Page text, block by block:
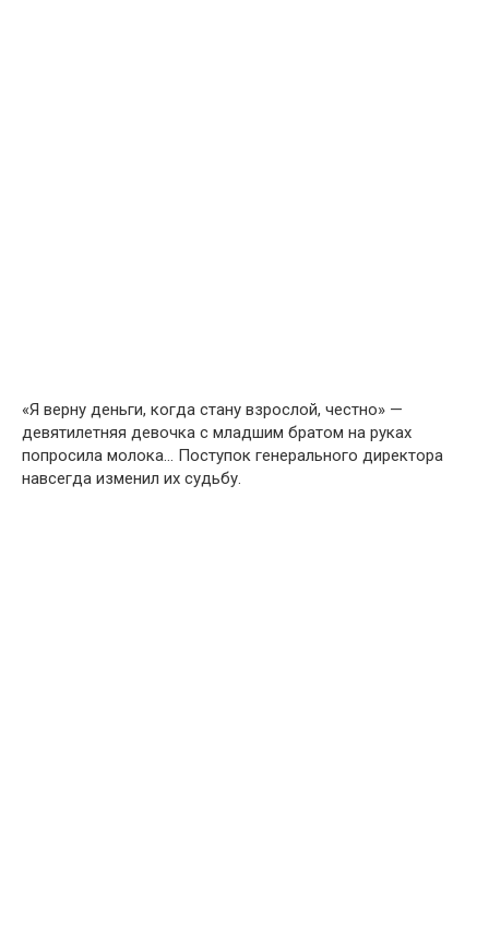
«Я верну деньги, когда стану взрослой, честно» —
девятилетняя девочка с младшим братом на руках
попросила молока… Поступок генерального директора
навсегда изменил их судьбу.